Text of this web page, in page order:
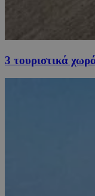
3 τουριστικά